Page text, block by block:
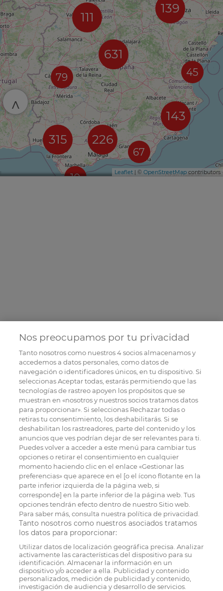
111
79
631
10
226
315
139
67
45
143
Leaflet | © OpenStreetMap contributors
^
Nos preocupamos por tu privacidad
Tanto nosotros como nuestros4socios almacenamos y
accedemos a datos personales, como datos de
navegación o identificadores únicos, en tu dispositivo. Si
seleccionas Aceptar todas, estarás permitiendo que las
tecnologías de rastreo apoyen los propósitos que se
muestran en «nosotros y nuestros socios tratamos datos
para proporcionar». Si seleccionas Rechazar todas o
retiras tu consentimiento, los deshabilitarás. Si se
deshabilitan los rastreadores, parte del contenido y los
anuncios que ves podrían dejar de ser relevantes para ti.
Puedes volver a acceder a este menú para cambiar tus
opciones o retirar el consentimiento en cualquier
momento haciendo clic en el enlace «Gestionar las
preferencias» que aparece en el [o el ícono flotante en la
parte inferior izquierda de la página web, si
corresponde] en la parte inferior de la página web. Tus
opciones tendrán efecto dentro de nuestro Sitio web.
Para saber más, consulta nuestra política de privacidad.
Tanto nosotros como nuestros asociados tratamos
los datos para proporcionar:
Utilizar datos de localización geográfica precisa. Analizar
activamente las características del dispositivo para su
identificación. Almacenar la información en un
dispositivo y/o acceder a ella. Publicidad y contenido
personalizados, medición de publicidad y contenido,
investigación de audiencia y desarrollo de servicios.